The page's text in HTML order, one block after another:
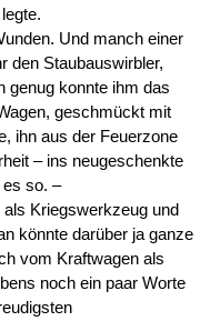
Und manch einer
den Staubauswirbler,
genug konnte ihm das
geschmückt mit
ihn aus der Feuerzone
– ins neugeschenkte
es so. –
Kriegswerkzeug und
könnte darüber ja ganze
vom Kraftwagen als
noch ein paar Worte